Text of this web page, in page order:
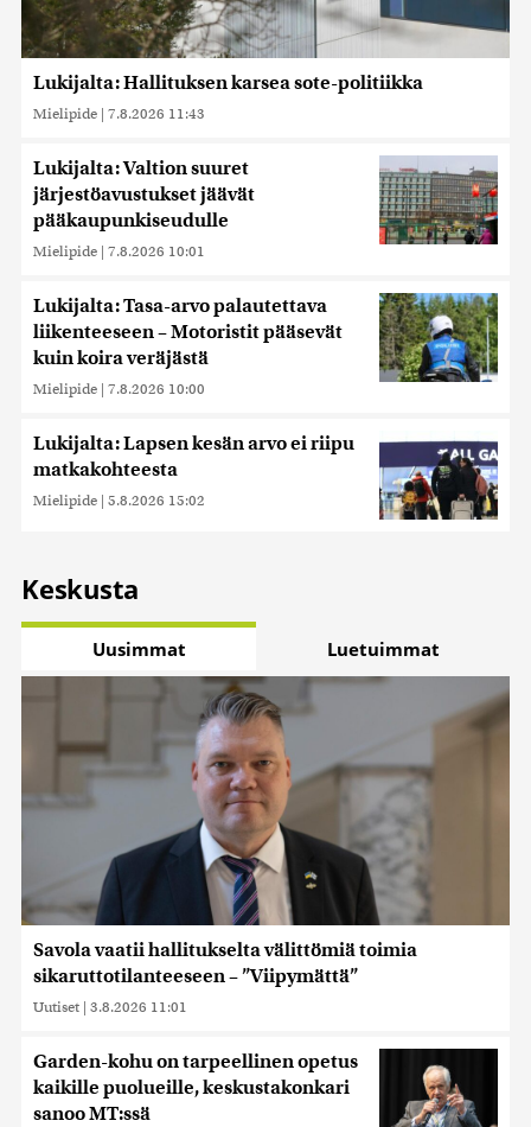
Lukijalta: Hallituksen karsea sote-politiikka
Mielipide | 7.8.2026 11:43
Lukijalta: Valtion suuret
järjestöavustukset jäävät
pääkaupunkiseudulle
Mielipide | 7.8.2026 10:01
Lukijalta: Tasa-arvo palautettava
liikenteeseen – Motoristit pääsevät
kuin koira veräjästä
Mielipide | 7.8.2026 10:00
Lukijalta: Lapsen kesän arvo ei riipu
matkakohteesta
Mielipide | 5.8.2026 15:02
Keskusta
Uusimmat Luetuimmat
Savola vaatii hallitukselta välittömiä toimia
sikaruttotilanteeseen – ”Viipymättä”
Uutiset | 3.8.2026 11:01
Garden-kohu on tarpeellinen opetus
kaikille puolueille, keskustakonkari
sanoo MT:ssä